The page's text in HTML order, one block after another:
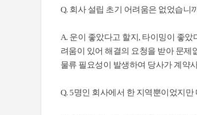
Q. 회사 설립 초기 어려움은 없었습니
A. 운이 좋았다고 할지, 타이밍이 좋
려움이 있어 해결의 요청을 받아 문제
물류 필요성이 발생하여 당사가 계약
Q. 5명인 회사에서 한 지역뿐이었지